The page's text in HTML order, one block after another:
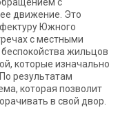
движение. Это
Южного
с местными
жильцов
которые изначально
результатам
которая позволит
в свой двор.